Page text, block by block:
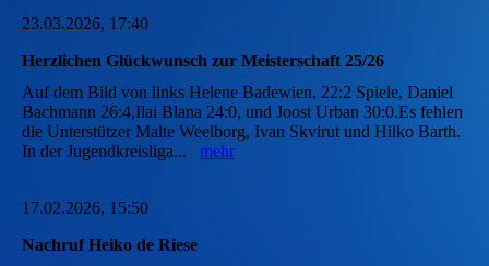
23.03.2026, 17:40
Herzlichen Glückwunsch zur Meisterschaft 25/26
Auf dem Bild von links Helene Badewien, 22:2 Spiele, Daniel
Bachmann 26:4,Ilai Blana 24:0, und Joost Urban 30:0.Es fehlen
die Unterstützer Malte Weelborg, Ivan Skvirut und Hilko Barth.
In der Jugendkreisliga... mehr
17.02.2026, 15:50
Nachruf Heiko de Riese